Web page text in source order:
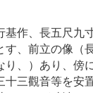
基作、長五尺九
す、前立の像（
り、）あり、傍
十三觀音等を安